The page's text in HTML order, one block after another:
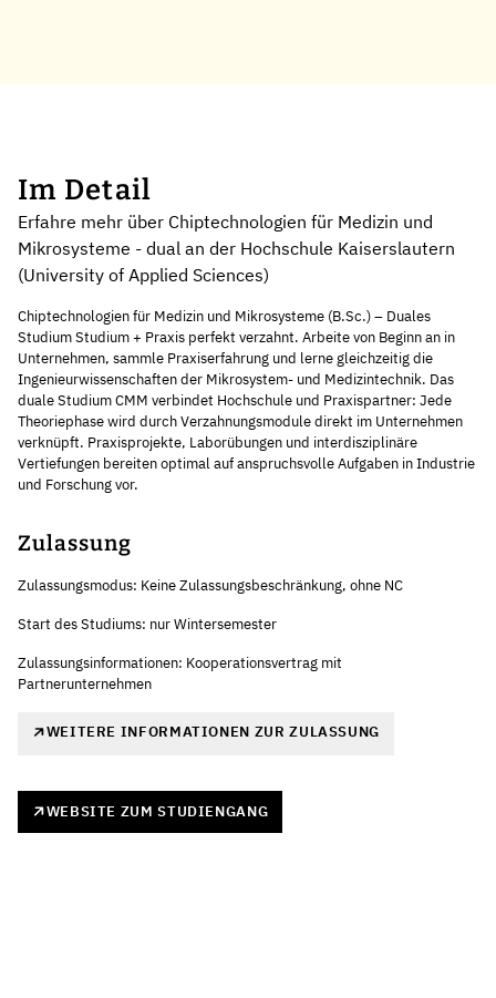
Im Detail
Erfahre mehr über Chiptechnologien für Medizin und
Mikrosysteme - dual an der Hochschule Kaiserslautern
(University of Applied Sciences)
Chiptechnologien für Medizin und Mikrosysteme (B.Sc.) – Duales
Studium Studium + Praxis perfekt verzahnt. Arbeite von Beginn an in
Unternehmen, sammle Praxiserfahrung und lerne gleichzeitig die
Ingenieurwissenschaften der Mikrosystem- und Medizintechnik. Das
duale Studium CMM verbindet Hochschule und Praxispartner: Jede
Theoriephase wird durch Verzahnungsmodule direkt im Unternehmen
verknüpft. Praxisprojekte, Laborübungen und interdisziplinäre
Vertiefungen bereiten optimal auf anspruchsvolle Aufgaben in Industrie
und Forschung vor.
Zulassung
Zulassungsmodus: Keine Zulassungsbeschränkung, ohne NC
Start des Studiums: nur Wintersemester
Zulassungsinformationen: Kooperationsvertrag mit
Partnerunternehmen
WEITERE INFORMATIONEN ZUR ZULASSUNG
WEBSITE ZUM STUDIENGANG